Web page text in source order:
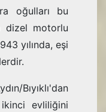
oğulları bu
dizel motorlu
yılında, eşi
Bıyıklı'dan
evliliğini